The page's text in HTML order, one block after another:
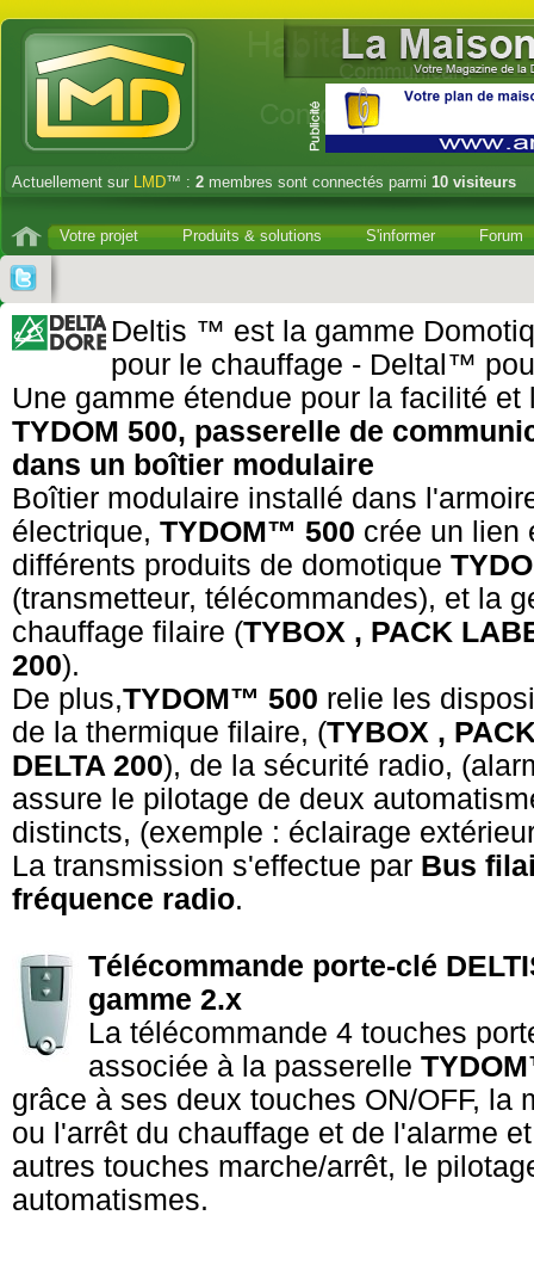
Actuellement sur LMD™ : 2 membres sont connectés parmi 10 visiteurs
Votre projet Produits & solutions S'informer Forum
Deltis ™ est la gamme
pour le chauffage - Deltal™
Une gamme étendue pour la facilité et
TYDOM 500, passerelle de
dans un boîtier modulaire
Boîtier modulaire installé dans
électrique, TYDOM™ 500 crée un lien
différents produits de domotique
(transmetteur, télécommandes), et la
chauffage filaire (TYBOX , PACK
200).
De plus,TYDOM™ 500 relie les
de la thermique filaire, (TYBOX ,
DELTA 200), de la sécurité radio,
assure le pilotage de deux
distincts, (exemple : éclairage
La transmission s'effectue par Bus
fréquence radio.
Télécommande porte-clé
gamme 2.x
La télécommande 4 touches
associée à la passerelle
grâce à ses deux touches ON/OFF, la
ou l'arrêt du chauffage et de l'alarme
autres touches marche/arrêt, le
automatismes.